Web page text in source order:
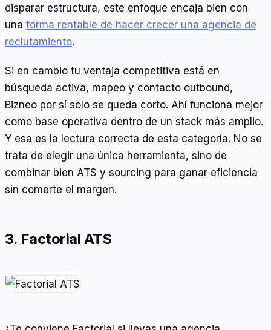
disparar estructura, este enfoque encaja bien con
una forma rentable de hacer crecer una agencia de
reclutamiento.
Si en cambio tu ventaja competitiva está en
búsqueda activa, mapeo y contacto outbound,
Bizneo por sí solo se queda corto. Ahí funciona mejor
como base operativa dentro de un stack más amplio.
Y esa es la lectura correcta de esta categoría. No se
trata de elegir una única herramienta, sino de
combinar bien ATS y sourcing para ganar eficiencia
sin comerte el margen.
3. Factorial ATS